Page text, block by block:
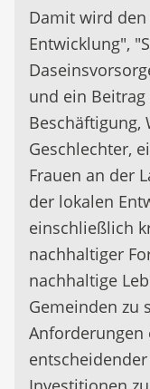
Damit wird
Entwicklung",
und ein
Beschäftigung,
Geschlechter,
Frauen an der
der lokalen
einschließlich
nachhaltiger
nachhaltige
Gemeinden zu
Anforderungen